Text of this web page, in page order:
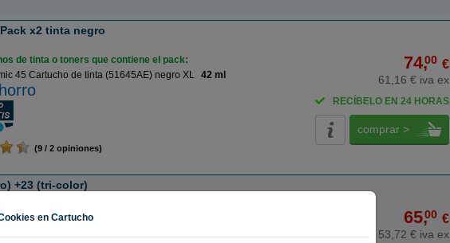
x2 tinta negro
de tinta o toners que contiene el pack:
45 Cartucho de tinta (51645AE) negro XL 42 ml
(9 / 2 opiniones)
74,00 €
61,16 € iva ex
RECÍBELO EN 24 HORAS
comprar >
+23 (tri-color)
de tinta o toners que contiene el pack:
Cartucho de tinta (51645AE) negro XL
65,00 €
53,72 € iva ex
en Cartucho